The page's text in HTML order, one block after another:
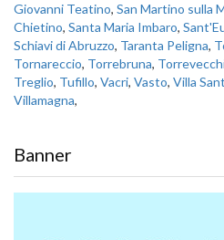
Giovanni Teatino, San Martino sulla
Chietino, Santa Maria Imbaro,
Schiavi di Abruzzo, Taranta Peligna,
Tornareccio, Torrebruna,
Treglio, Tufillo, Vacri, Vasto, Villa
Villamagna,
Banner